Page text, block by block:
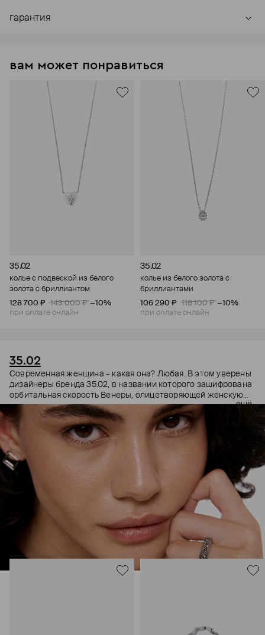
гарантия
вам может понравиться
35.02
колье с подвеской из белого
золота с бриллиантом
128 700 ₽
143 000 ₽ −10%
при оплате онлайн
35.02
колье из белого золота с
бриллиантами
106 290 ₽
118 100 ₽ −10%
при оплате онлайн
35.02
Современная женщина – какая она? Любая. В этом уверены
дизайнеры бренда 35.02, в названии которого зашифрована
орбитальная скорость Венеры, олицетворяющей женскую
энергию. Поэтому в украшениях 35.02 сочетается, казалось
бы, несочетаемое – все грани характера. Женственность и
строгость, плавные линии с графичными силуэтами,
современность и классика. В этих украшениях сплетаются
две стороны характера. Черные бриллианты –
таинственность, спрятанная в глубине личности. А белые –
ясная частица нашей души, все светлое, что в нас есть.
Украшения 35.02 – ваш рассказ о себе без слов.
ещё